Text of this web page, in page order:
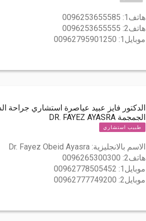
هاتف1:
0096253655585
هاتف2:
0096253655555
موبايل1:
00962795901250
الدكتور فايز عبيد عياصرة استشاري جراحة
الجمجمة DR. FAYEZ AYASRA
طبيب استشاري
الاسم بالانجليزية:Dr. Fayez Obeid Ayasra
هاتف2:
0096265300300
موبايل1:
00962778505452
موبايل2:
00962777749200